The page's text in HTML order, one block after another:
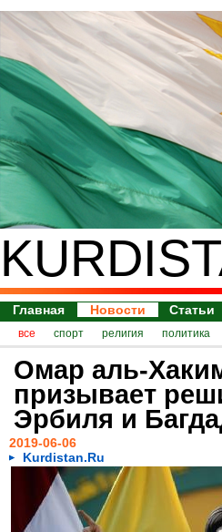
Главная Новости Статьи
все спорт религия политика
Омар аль-
призывает
Эрбиля и
2019-06-06
Kurdistan.Ru